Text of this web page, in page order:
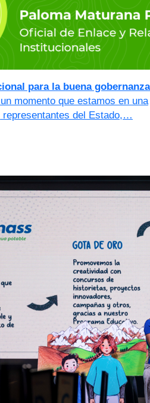
para la buena gobernanza
momento que estamos en una
del Estado,…